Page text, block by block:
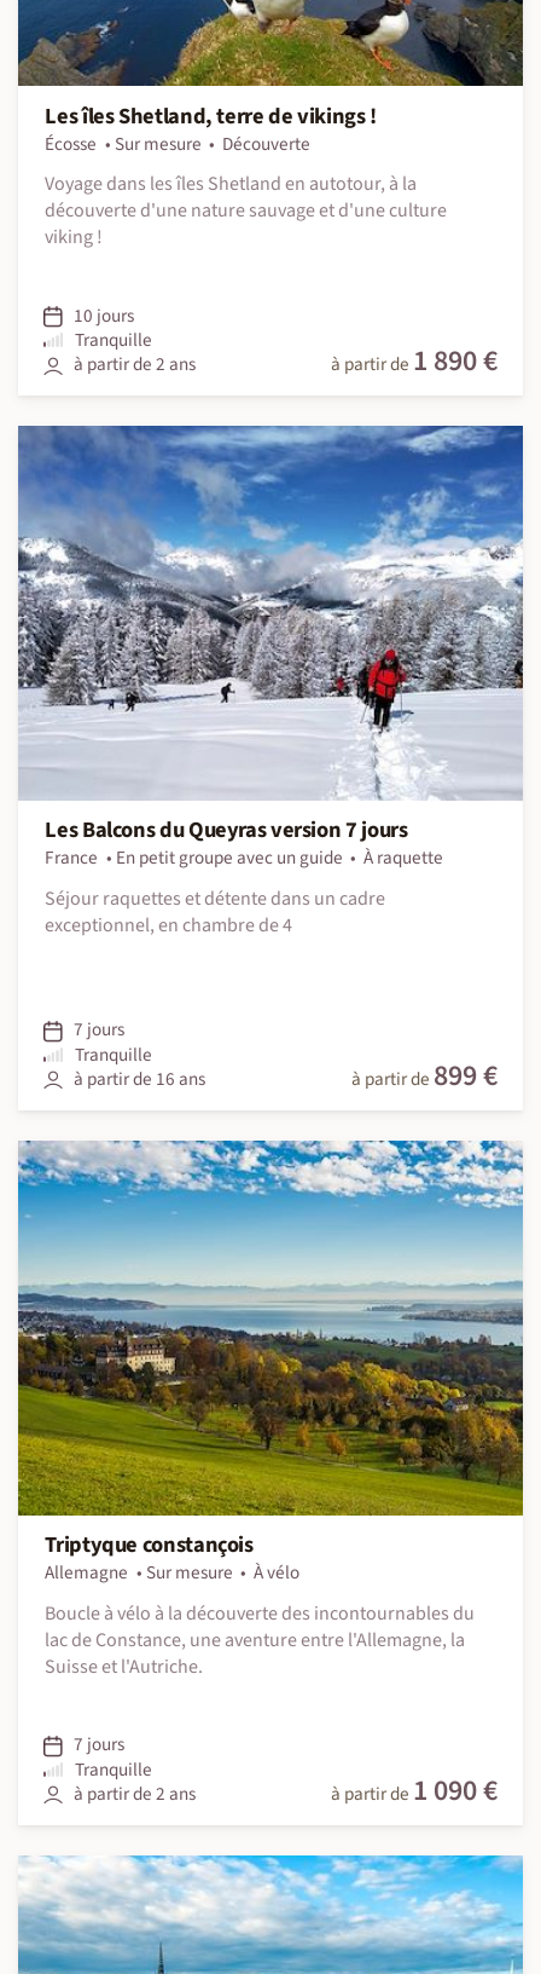
Les îles Shetland, terre de vikings !
Écosse Sur mesure
Découverte
Voyage dans les îles Shetland en autotour, à la
découverte d'une nature sauvage et d'une culture
viking !
10 jours
Tranquille
à partir de 2 ans
à partir de 1 890 €
Les Balcons du Queyras version 7 jours
France En petit groupe avec un guide
À raquette
Séjour raquettes et détente dans un cadre
exceptionnel, en chambre de 4
7 jours
Tranquille
à partir de 16 ans
à partir de 899 €
Triptyque constançois
Allemagne Sur mesure
À vélo
Boucle à vélo à la découverte des incontournables du
lac de Constance, une aventure entre l'Allemagne, la
Suisse et l'Autriche.
7 jours
Tranquille
à partir de 2 ans
à partir de 1 090 €